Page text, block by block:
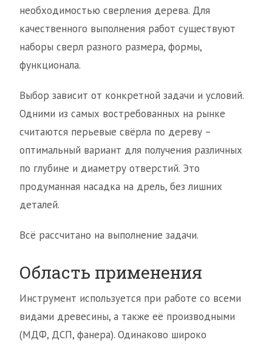
необходимостью сверления дерева. Для
качественного выполнения работ существуют
наборы сверл разного размера, формы,
функционала.
Выбор зависит от конкретной задачи и условий.
Одними из самых востребованных на рынке
считаются перьевые свёрла по дереву –
оптимальный вариант для получения различных
по глубине и диаметру отверстий. Это
продуманная насадка на дрель, без лишних
деталей.
Всё рассчитано на выполнение задачи.
Область применения
Инструмент используется при работе со всеми
видами древесины, а также её производными
(МДФ, ДСП, фанера). Одинаково широко